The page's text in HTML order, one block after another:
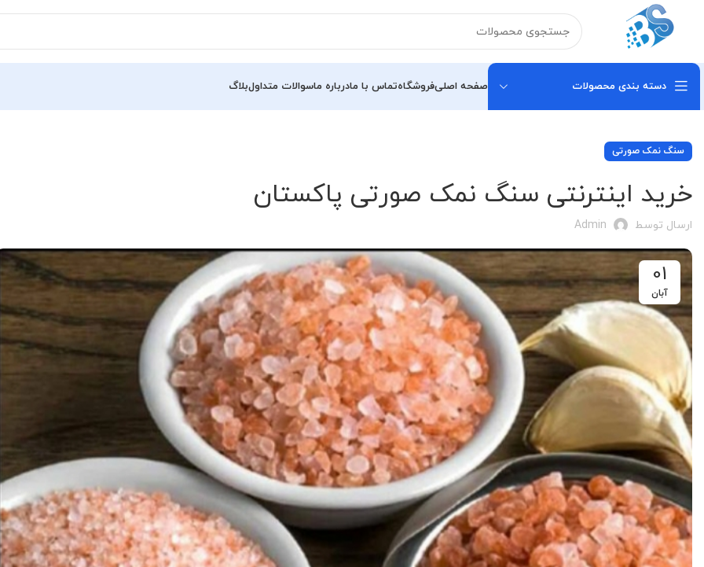
دسته بندی محصولات صفحه اصلیفروشگاهتماس با مادرباره ماسوالات متداولبلاگ
سنگ نمک صورتی
خرید اینترنتی سنگ نمک صورتی پاکستان
ارسال توسط Admin
01
آبان